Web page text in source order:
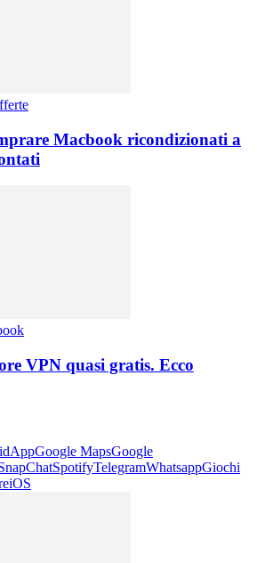
Macbook ricondizionati a
VPN quasi gratis. Ecco
AppGoogle MapsGoogle
SpotifyTelegramWhatsappGiochi
iOS